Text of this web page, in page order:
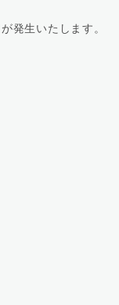
発生いたします。